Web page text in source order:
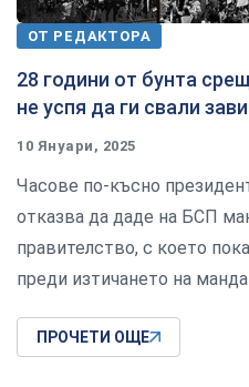
ОТ РЕДАКТОРА
28 години от бунта
не успя да ги свали
10 Януари, 2025
Часове по-късно
отказва да даде на БСП
правителство, с което
преди изтичането на
ПРОЧЕТИ ОЩЕ